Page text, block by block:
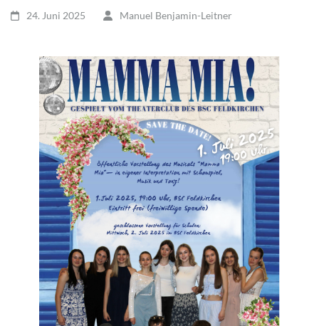
24. Juni 2025 Manuel Benjamin-Leitner